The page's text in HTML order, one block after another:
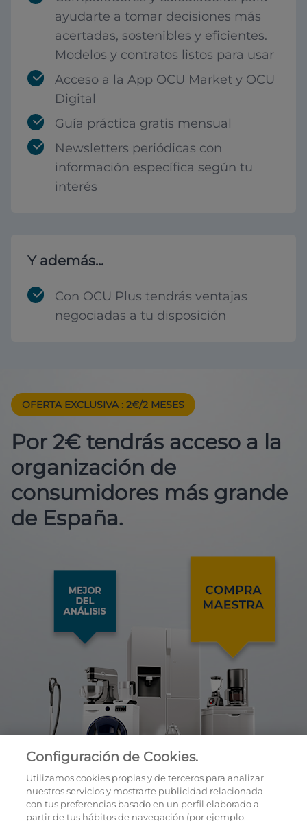
ayudarte a tomar decisiones más
acertadas, sostenibles y eficientes.
Modelos y contratos listos para usar
Acceso a la App OCU Market y OCU
Digital
Guía práctica gratis mensual
Newsletters periódicas con
información específica según tu
interés
Y además...
Con OCU Plus tendrás ventajas
negociadas a tu disposición
OFERTA EXCLUSIVA : 2€/2 MESES
Por 2€ tendrás acceso a la
organización de
consumidores más grande
de España.
Configuración de Cookies.
Utilizamos cookies propias y de terceros para analizar
nuestros servicios y mostrarte publicidad relacionada
con tus preferencias basado en un perfil elaborado a
partir de tus hábitos de navegación (por ejemplo,